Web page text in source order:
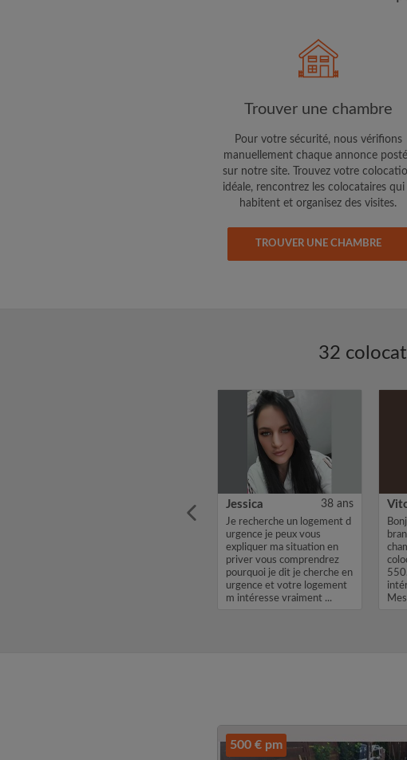
Trouver une chambre
Pour votre sécurité, nous vérifions
manuellement chaque annonce
sur notre site. Trouvez votre
idéale, rencontrez les colocataires qui
habitent et organisez des visites.
TROUVER UNE CHAMBRE
32
Jessica 38 ans
Je recherche un logement d
urgence je peux vous
expliquer ma situation en
priver vous comprendrez
pourquoi je dit je cherche en
urgence et votre logement
m intéresse vraiment ...
500 € pm